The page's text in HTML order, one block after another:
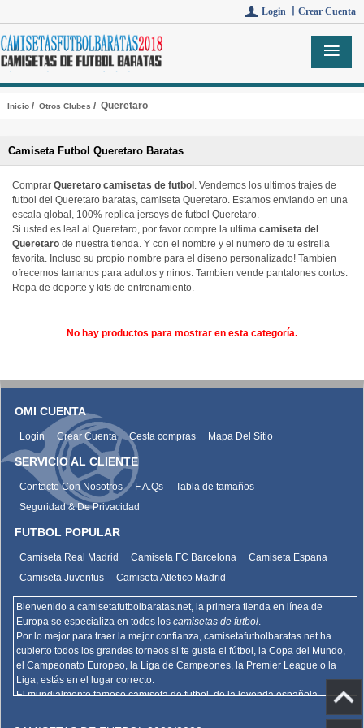
Login 丨 Crear Cuenta
Inicio/ Otros Clubes / Queretaro
Camiseta Futbol Queretaro Baratas
Comprar Queretaro camisetas de futbol . Vendemos los ultimos trajes de
futbol del Queretaro baratas, camiseta Queretaro. Estamos enviando en una
escala global, 100% replica jerseys de futbol Queretaro.
Si usted es leal al Queretaro, por favor compre la ultima camiseta del
Queretaro de nuestra tienda. Y con el nombre y el numero de tu estrella
favorita. Incluso su propio nombre para el diseno personalizado! Tambien
ofrecemos tamanos para adultos y ninos. Tambien vende pantalones cortos.
Ropa de deporte y kits de entrenamiento.
No hay productos para mostrar en esta categoría.
OMI CUENTA
Login Crear Cuenta Cesta compras Mapa Del Sitio
SERVICIO AL CLIENTE
Contacte Con Nosotros F.A.Qs
Tabla de tamaños
Seguridad & De Privacidad
FUTBOL POPULAR
Camiseta Real Madrid Camiseta FC Barcelona
Camiseta Espana
Camiseta Juventus
Camiseta Atletico Madrid
Bienvenido a camisetafutbolbaratas.net, la primera tienda en línea de
Europa se especializa en todos los camisetas de futbol.
Por lo mejor para traer la mejor confianza, camisetafutbolbaratas.netha
cubierto todos los grandes torneos si te gusta el fútbol, la Copa del Mundo,
el Campeonato Europeo, la Liga de Campeones, la Premier League o la
Liga, estás en el lugar correcto.
El mundialmente famoso camiseta de futbol, de la leyenda española